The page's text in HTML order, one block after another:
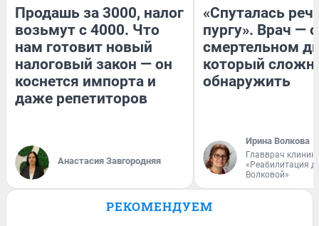
Продашь за 3000, налог
возьмут с 4000. Что
нам готовит новый
налоговый закон — он
коснется импорта и
даже репетиторов
Анастасия Завгородняя
«Спуталась
пургу». Врач — о
смертельном
который
обнаружить
Ирина Волкова
Главврач
«Реабилитация
Волковой»
РЕКОМЕНДУЕМ